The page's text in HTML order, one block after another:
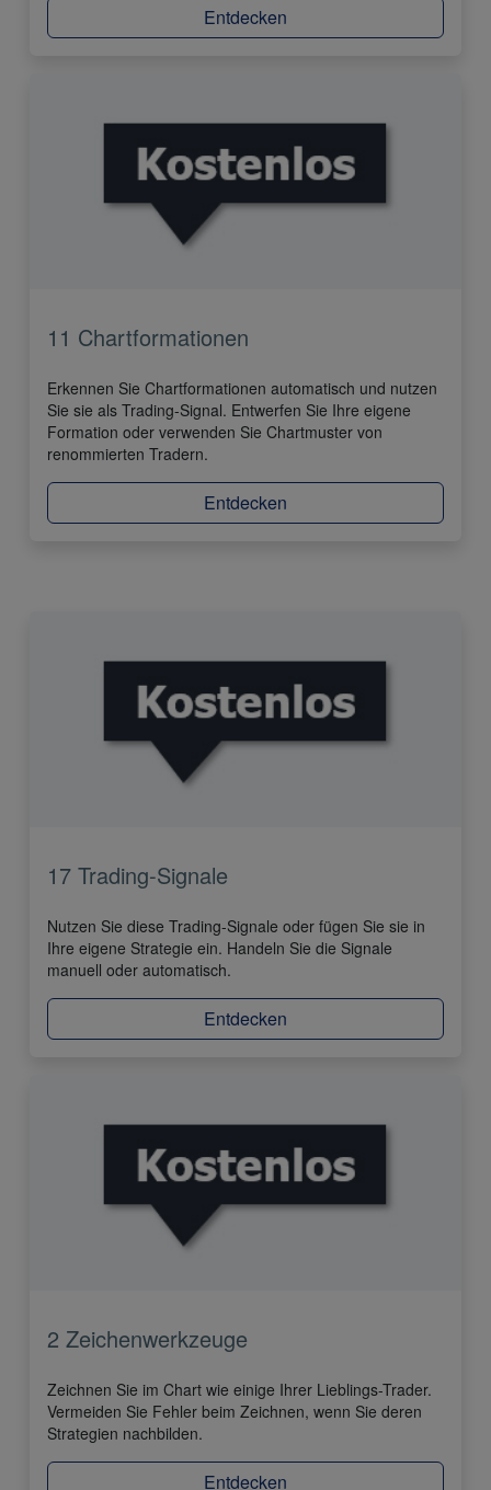
Entdecken
11 Chartformationen
Erkennen Sie Chartformationen automatisch und nutzen
Sie sie als Trading-Signal. Entwerfen Sie Ihre eigene
Formation oder verwenden Sie Chartmuster von
renommierten Tradern.
Entdecken
17 Trading-Signale
Nutzen Sie diese Trading-Signale oder fügen Sie sie in
Ihre eigene Strategie ein. Handeln Sie die Signale
manuell oder automatisch.
Entdecken
2 Zeichenwerkzeuge
Zeichnen Sie im Chart wie einige Ihrer Lieblings-Trader.
Vermeiden Sie Fehler beim Zeichnen, wenn Sie deren
Strategien nachbilden.
Entdecken